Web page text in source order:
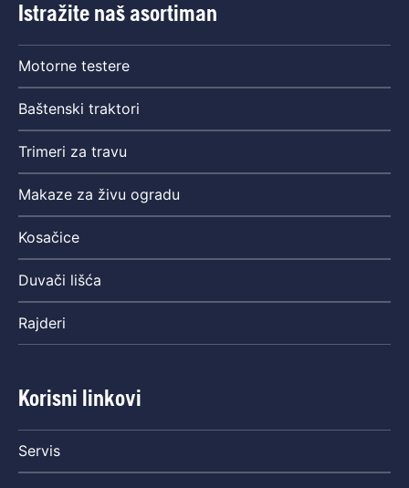
Istražite naš asortiman
Motorne testere
Baštenski traktori
Trimeri za travu
Makaze za živu ogradu
Kosačice
Duvači lišća
Rajderi
Korisni linkovi
Servis